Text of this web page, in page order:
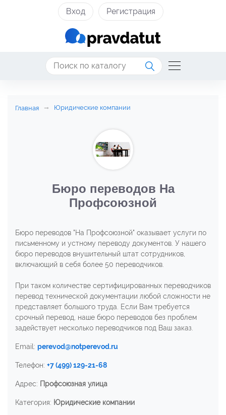
Вход Регистрация
Главная Юридические компании
Бюро переводов На
Профсоюзной
Бюро переводов "На Профсоюзной" оказывает услуги по
письменному и устному переводу документов. У нашего
бюро переводов внушительный штат сотрудников,
включающий в себя более 50 переводчиков.
При таком количестве сертифицированных переводчиков
перевод технической документации любой сложности не
представляет большого труда. Если Вам требуется
срочный перевод, наше бюро переводов без проблем
задействует несколько переводчиков под Ваш заказ.
Email: perevod@notperevod.ru
Телефон: +7 (499) 129-21-68
Адрес: Профсоюзная улица
Категория: Юридические компании